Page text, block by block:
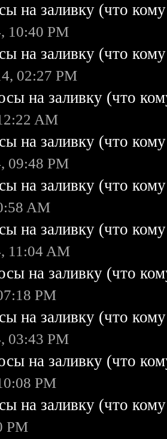
на заливку (что
10:40 PM
на заливку (что
02:27 PM
на заливку (что
AM
на заливку (что
09:48 PM
на заливку (что
AM
на заливку (что
11:04 AM
на заливку (что
PM
на заливку (что
03:43 PM
на заливку (что
PM
на заливку (что
PM